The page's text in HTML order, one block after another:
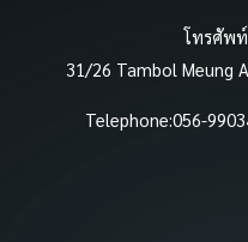
โทรศัพ
31/26 Tambol Meung
Telephone:056-